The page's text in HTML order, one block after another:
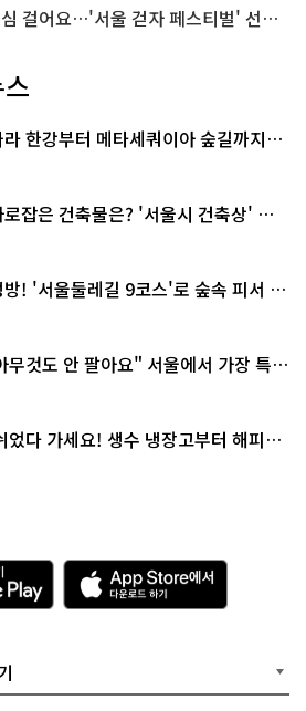
어요…'서울 걷자 페스티벌' 선착순 5천명
한강부터 메타세쿼이아 숲길까지…
스
잡은 건축물은? '서울시 건축상' 수
방! '서울둘레길 9코스'로 숲속 피서 떠
무것도 안 팔아요" 서울에서 가장 특별
었다 가세요! 생수 냉장고부터 해피소
A
p
p
e